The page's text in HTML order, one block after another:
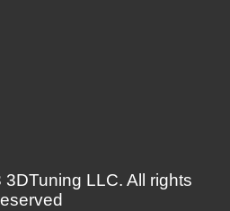
LLC. All rights